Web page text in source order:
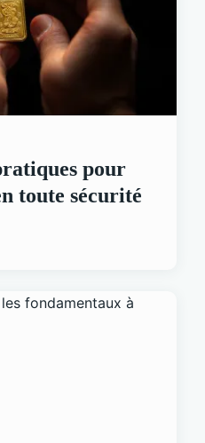
pour
toute sécurité